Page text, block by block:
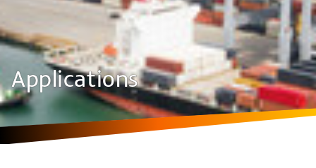
Applications